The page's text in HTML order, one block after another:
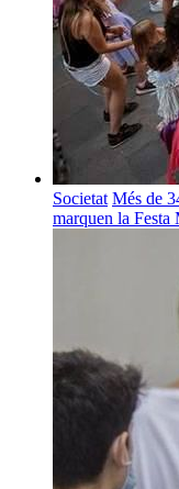
Societat Més de
marquen la Festa